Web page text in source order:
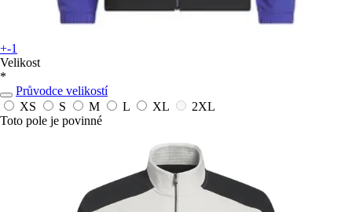
+-1
Velikost
*
Průvodce velikostí
XS
S M L XL
2XL
Toto pole je povinné